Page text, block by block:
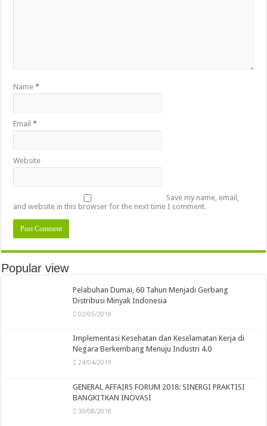
Name*
Email*
Website
Save my name, email,
and website in this browser for the next time I comment.
Popular view
Pelabuhan Dumai, 60 Tahun Menjadi Gerbang
Distribusi Minyak Indonesia
02/05/2018
Implementasi Kesehatan dan Keselamatan Kerja di
Negara Berkembang Menuju Industri 4.0
24/04/2019
GENERAL AFFAIRS FORUM 2018: SINERGI PRAKTISI
BANGKITKAN INOVASI
30/08/2018